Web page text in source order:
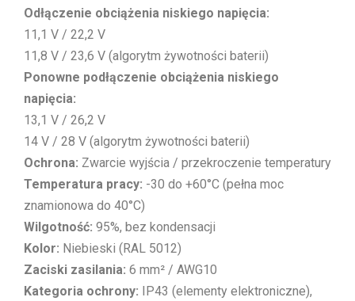
Odłączenie obciążenia niskiego napięcia:
11,1 V / 22,2 V
11,8 V / 23,6 V (algorytm żywotności baterii)
Ponowne podłączenie obciążenia niskiego
napięcia:
13,1 V / 26,2 V
14 V / 28 V (algorytm żywotności baterii)
Ochrona: Zwarcie wyjścia / przekroczenie temperatury
Temperatura pracy: -30 do +60°C (pełna moc
znamionowa do 40°C)
Wilgotność: 95%, bez kondensacji
Kolor: Niebieski (RAL 5012)
Zaciski zasilania: 6 mm² / AWG10
Kategoria ochrony: IP43 (elementy elektroniczne),